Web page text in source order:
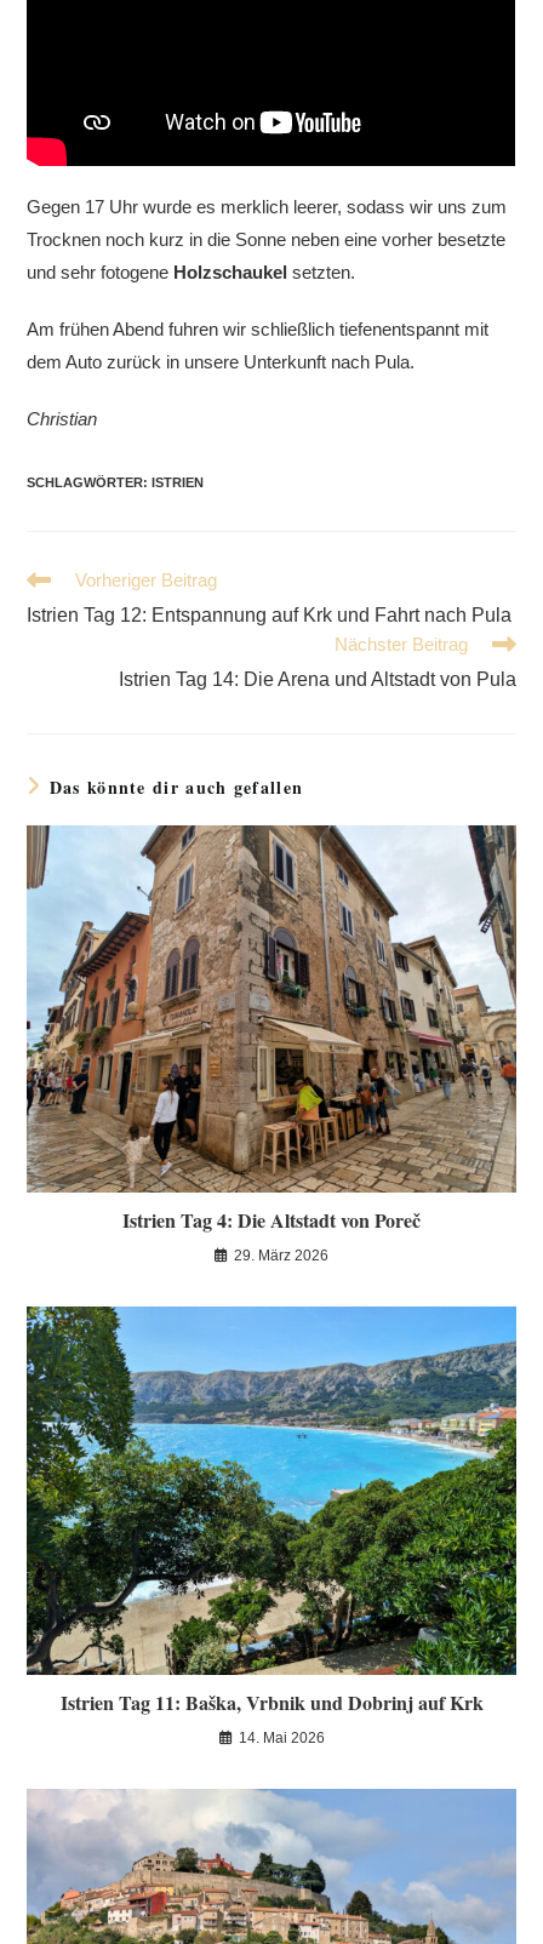
Gegen 17 Uhr wurde es merklich leerer, sodass wir uns zum
Trocknen noch kurz in die Sonne neben eine vorher besetzte
und sehr fotogene Holzschaukel setzten.
Am frühen Abend fuhren wir schließlich tiefenentspannt mit
dem Auto zurück in unsere Unterkunft nach Pula.
Christian
SCHLAGWÖRTER:ISTRIEN
Weitere
Artikel
ansehen
Vorheriger Beitrag
Istrien Tag 12: Entspannung auf Krk und Fahrt nach Pula
Nächster Beitrag
Istrien Tag 14: Die Arena und Altstadt von Pula
Das könnte dir auch gefallen
Istrien Tag 4: Die Altstadt von Poreč
29. März 2026
Istrien Tag 11: Baška, Vrbnik und Dobrinj auf Krk
14. Mai 2026